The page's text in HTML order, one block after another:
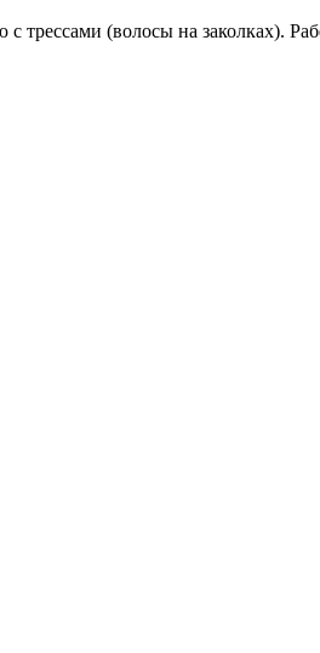
(волосы на заколках).